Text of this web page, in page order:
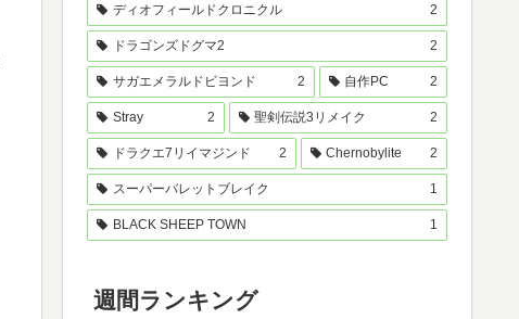
ディオフィールドクロニクル 2
ドラゴンズドグマ2 2
サガエメラルドビヨンド 2 自作PC 2
Stray 2 聖剣伝説3リメイク 2
ドラクエ7リイマジンド 2 Chernobylite 2
スーパーバレットブレイク 1
BLACK SHEEP TOWN 1
週間ランキング